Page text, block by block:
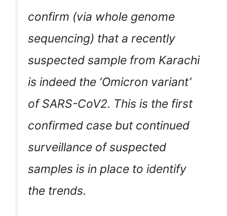
confirm (via whole genome
sequencing) that a recently
suspected sample from Karachi
is indeed the ‘Omicron variant’
of SARS-CoV2. This is the first
confirmed case but continued
surveillance of suspected
samples is in place to identify
the trends.